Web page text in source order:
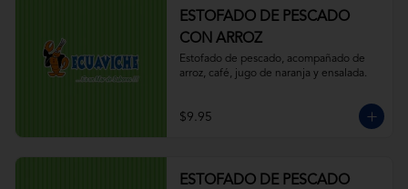
ESTOFADO DE PESCADO
CON ARROZ
Estofado de pescado, acompañado de
arroz, café, jugo de naranja y ensalada.
$9.95
ESTOFADO DE PESCADO